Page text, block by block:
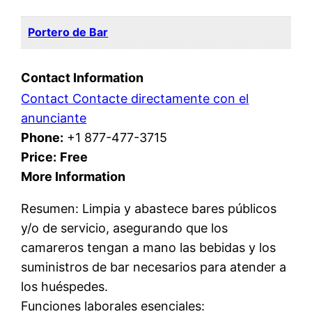
Portero de Bar
Contact Information
Contact Contacte directamente con el
anunciante
Phone: +1 877-477-3715
Price: Free
More Information
Resumen: Limpia y abastece bares públicos
y/o de servicio, asegurando que los
camareros tengan a mano las bebidas y los
suministros de bar necesarios para atender a
los huéspedes.
Funciones laborales esenciales: